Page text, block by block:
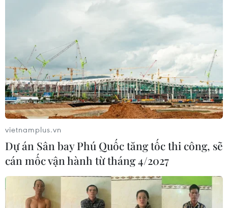
vietnamplus.vn
Dự án Sân bay Phú Quốc tăng tốc thi công, sẽ
cán mốc vận hành từ tháng 4/2027